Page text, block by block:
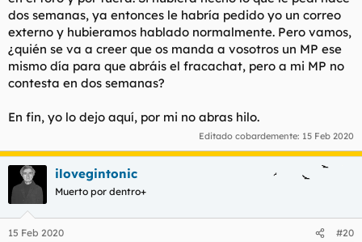
dos semanas, ya entonces le habría pedido yo un correo
externo y hubieramos hablado normalmente. Pero vamos,
¿quién se va a creer que os manda a vosotros un MP ese
mismo día para que abráis el fracachat, pero a mi MP no
contesta en dos semanas?
En fin, yo lo dejo aquí, por mi no abras hilo.
Editado cobardemente: 15 Feb 2020
ilovegintonic
Muerto por dentro+
15 Feb 2020 #20